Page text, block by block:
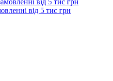
від 5 тис грн